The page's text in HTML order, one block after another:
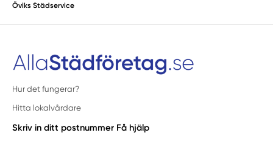
Öviks Städservice
Hur det fungerar?
Hitta lokalvårdare
Skriv in ditt postnummer Få hjälp